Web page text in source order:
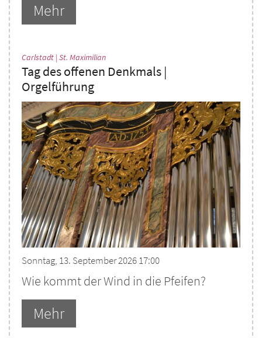
Mehr
Carlstadt | St. Maximilian:
Tag des offenen Denkmals |
Orgelführung
Sonntag, 13. September 2026 17:00
Wie kommt der Wind in die Pfeifen?
Mehr